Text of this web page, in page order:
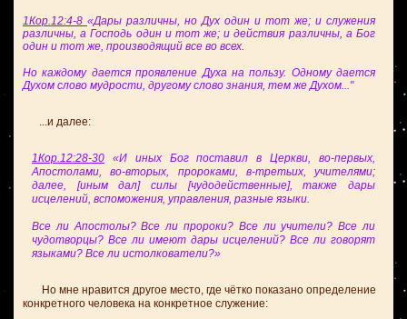
1Кор.12:4-8 «Дары различны, но Дух один и тот же; и служения
различны, а Господь один и тот же; и действия различны, а Бог
один и тот же, производящий все во всех.
Но каждому дается проявление Духа на пользу. Одному дается
Духом слово мудрости, другому слово знания, тем же Духом..."
...и далее:
1Кор.12:28-30 «И иных Бог поставил в Церкви, во-первых,
Апостолами, во-вторых, пророками, в-третьих, учителями;
далее, [иным дал] силы [чудодейственные], также дары
исцелений, вспоможения, управления, разные языки.
Все ли Апостолы? Все ли пророки? Все ли учители? Все ли
чудотворцы? Все ли имеют дары исцелений? Все ли говорят
языками? Все ли истолкователи?»
Но мне нравится другое место, где чётко показано определение
конкретного человека на конкретное служение: